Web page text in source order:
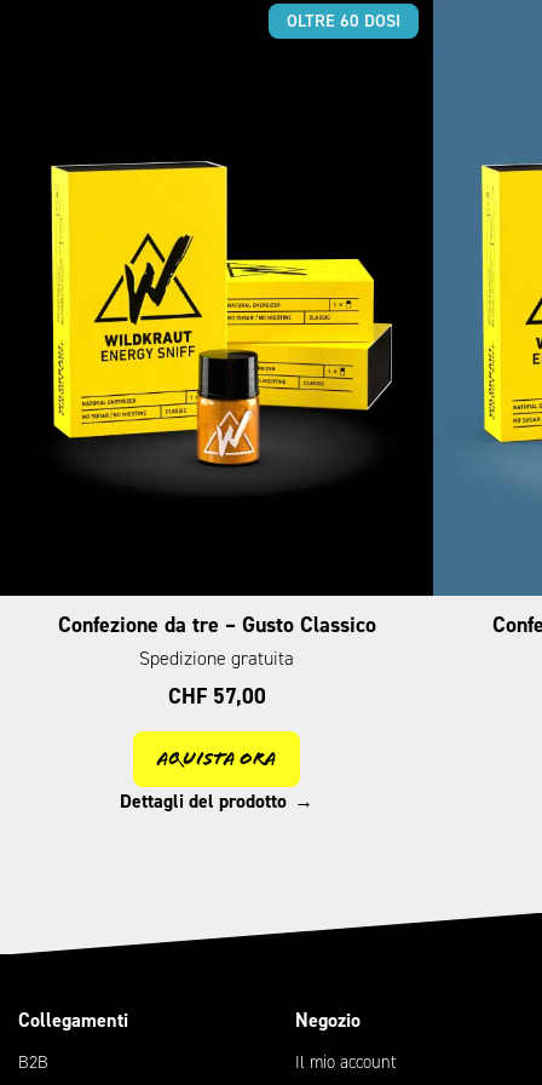
non impiega 30 minuti per fare effetto. Poiché la caffeina viene
assorbita attraverso la mucosa nasale, agisce molto più
OLTRE 60 DOSI
Confezione da tre – Gusto Classico
Spedizione gratuita
CHF57,00
Aquista ora
Dettagli del prodotto
Collegamenti
B2B
Negozio
Il mio account